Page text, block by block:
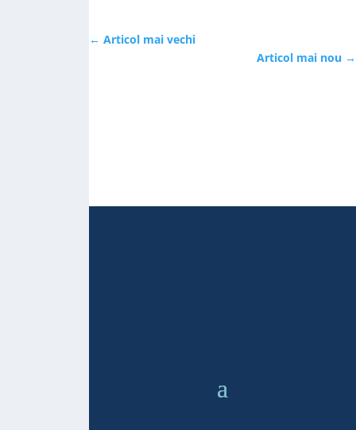
← Articol mai vechi
Articol mai nou →